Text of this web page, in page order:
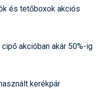
és tetőboxok akciós
akcióban akár 50%-ig
kerékpár